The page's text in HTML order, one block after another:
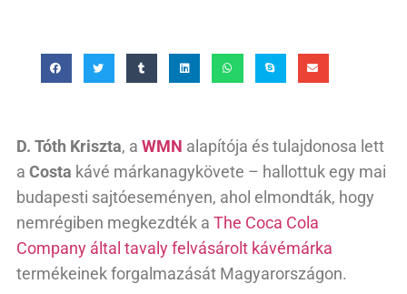
D. Tóth Kriszta, a WMN alapítója és tulajdonosa lett
a Costa kávé márkanagykövete – hallottuk egy mai
budapesti sajtóeseményen, ahol elmondták, hogy
nemrégiben megkezdték a The Coca Cola
Company által tavaly felvásárolt kávémárka
termékeinek forgalmazását Magyarországon.